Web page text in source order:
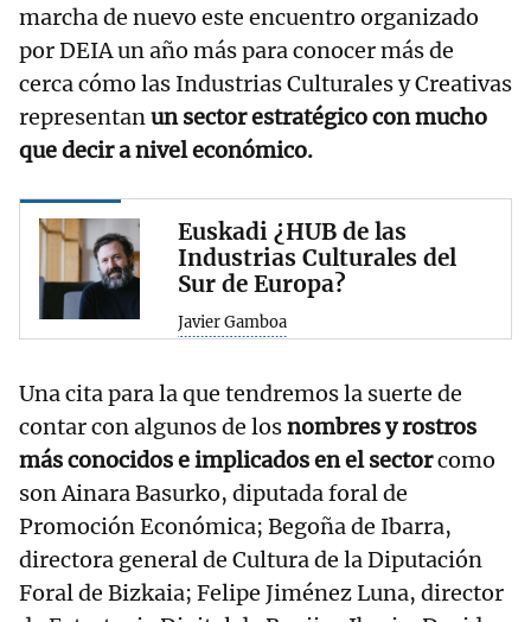
marcha de nuevo este encuentro organizado
por DEIA un año más para conocer más de
cerca cómo las Industrias Culturales y Creativas
representanun sector estratégico con mucho
que decir a nivel económico.
Euskadi ¿HUB de las
Industrias Culturales del
Sur de Europa?
Javier Gamboa
Una cita para la que tendremos la suerte de
contar con algunos de losnombres y rostros
más conocidos e implicados en el sectorcomo
son Ainara Basurko, diputada foral de
Promoción Económica; Begoña de Ibarra,
directora general de Cultura de la Diputación
Foral de Bizkaia; Felipe Jiménez Luna, director